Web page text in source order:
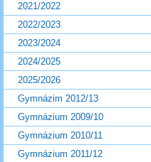
2021/2022
2022/2023
2023/2024
2024/2025
2025/2026
Gymnázim 2012/13
Gymnázium 2009/10
Gymnázium 2010/11
Gymnázium 2011/12